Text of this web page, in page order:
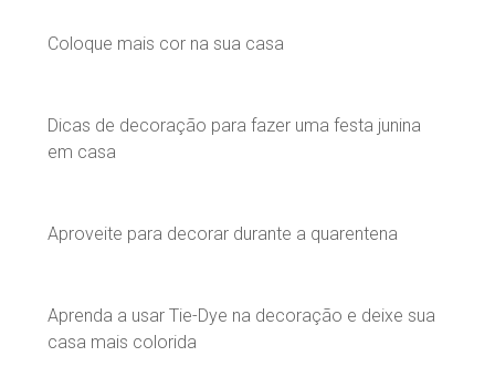
Coloque mais cor na sua casa
Dicas de decoração para fazer uma festa junina
em casa
Aproveite para decorar durante a quarentena
Aprenda a usar Tie-Dye na decoração e deixe sua
casa mais colorida